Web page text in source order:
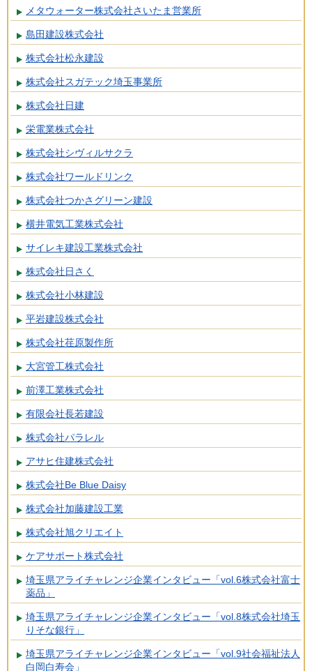
メタウォーター株式会社さいたま営業所
島田建設株式会社
株式会社松永建設
株式会社スガテック埼玉事業所
株式会社日建
栄電業株式会社
株式会社シヴィルサクラ
株式会社ワールドリンク
株式会社つかさグリーン建設
横井電気工業株式会社
サイレキ建設工業株式会社
株式会社日さく
株式会社小林建設
平岩建設株式会社
株式会社荏原製作所
大宮管工株式会社
前澤工業株式会社
有限会社長若建設
株式会社パラレル
アサヒ住建株式会社
株式会社Be Blue Daisy
株式会社加藤建設工業
株式会社旭クリエイト
ケアサポート株式会社
埼玉県アライチャレンジ企業インタビュー「vol.6株式会社富士
薬品」
埼玉県アライチャレンジ企業インタビュー「vol.8株式会社埼玉
りそな銀行」
埼玉県アライチャレンジ企業インタビュー「vol.9社会福祉法人
白岡白寿会」